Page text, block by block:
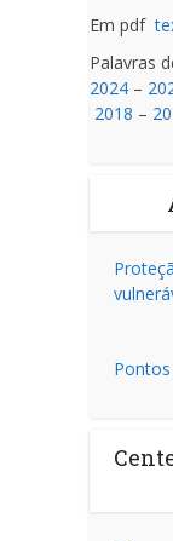
Em pdf
Palavras
2024 –
2018 –